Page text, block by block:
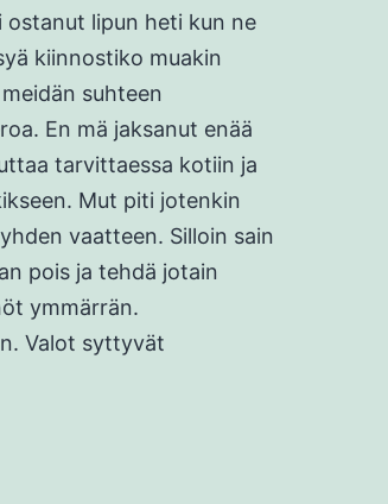
lipun heti kun ne
kiinnostiko muakin
suhteen
En mä jaksanut enää
tarvittaessa kotiin ja
Mut piti jotenkin
vaatteen. Silloin sain
pois ja tehdä jotain
ymmärrän.
Valot syttyvät